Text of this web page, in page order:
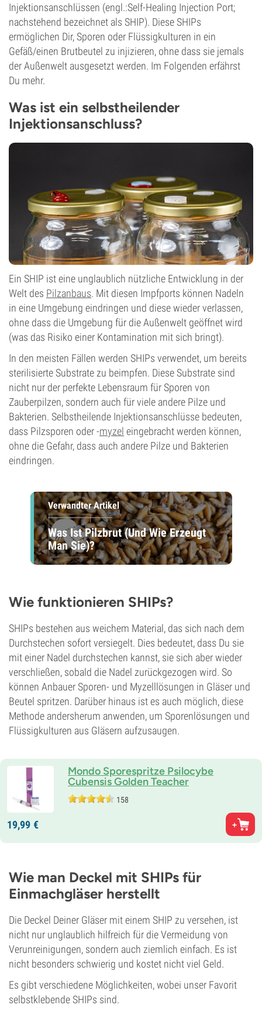
Injektionsanschlüssen (engl.:Self-Healing Injection Port;
nachstehend bezeichnet als SHIP). Diese SHIPs
ermöglichen Dir, Sporen oder Flüssigkulturen in ein
Gefäß/einen Brutbeutel zu injizieren, ohne dass sie jemals
der Außenwelt ausgesetzt werden. Im Folgenden erfährst
Du mehr.
Was ist ein selbstheilender
Injektionsanschluss?
Ein SHIP ist eine unglaublich nützliche Entwicklung in der
Welt des Pilzanbaus. Mit diesen Impfports können Nadeln
in eine Umgebung eindringen und diese wieder verlassen,
ohne dass die Umgebung für die Außenwelt geöffnet wird
(was das Risiko einer Kontamination mit sich bringt).
In den meisten Fällen werden SHIPs verwendet, um bereits
sterilisierte Substrate zu beimpfen. Diese Substrate sind
nicht nur der perfekte Lebensraum für Sporen von
Zauberpilzen, sondern auch für viele andere Pilze und
Bakterien. Selbstheilende Injektionsanschlüsse bedeuten,
dass Pilzsporen oder -myzel eingebracht werden können,
ohne die Gefahr, dass auch andere Pilze und Bakterien
eindringen.
Verwandter Artikel
Was Ist Pilzbrut (Und Wie Erzeugt
Man Sie)?
Wie funktionieren SHIPs?
SHIPs bestehen aus weichem Material, das sich nach dem
Durchstechen sofort versiegelt. Dies bedeutet, dass Du sie
mit einer Nadel durchstechen kannst, sie sich aber wieder
verschließen, sobald die Nadel zurückgezogen wird. So
können Anbauer Sporen- und Myzelllösungen in Gläser und
Beutel spritzen. Darüber hinaus ist es auch möglich, diese
Methode andersherum anwenden, um Sporenlösungen und
Flüssigkulturen aus Gläsern aufzusaugen.
Mondo Sporespritze Psilocybe
Cubensis Golden Teacher
158
19,99 €
Wie man Deckel mit SHIPs für
Einmachgläser herstellt
Die Deckel Deiner Gläser mit einem SHIP zu versehen, ist
nicht nur unglaublich hilfreich für die Vermeidung von
Verunreinigungen, sondern auch ziemlich einfach. Es ist
nicht besonders schwierig und kostet nicht viel Geld.
Es gibt verschiedene Möglichkeiten, wobei unser Favorit
selbstklebende SHIPs sind.